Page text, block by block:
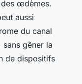
œdèmes.
aussi
du canal
gêner la
de dispositifs